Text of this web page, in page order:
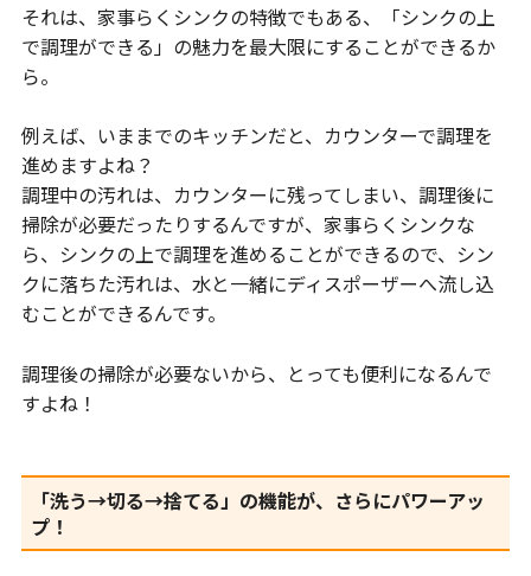
それは、家事らくシンクの特徴でもある、「シンクの上
で調理ができる」の魅力を最大限にすることができるか
ら。
例えば、いままでのキッチンだと、カウンターで調理を
進めますよね？
調理中の汚れは、カウンターに残ってしまい、調理後に
掃除が必要だったりするんですが、家事らくシンクな
ら、シンクの上で調理を進めることができるので、シン
クに落ちた汚れは、水と一緒にディスポーザーへ流し込
むことができるんです。
調理後の掃除が必要ないから、とっても便利になるんで
すよね！
「洗う→切る→捨てる」の機能が、さらにパワーアッ
プ！